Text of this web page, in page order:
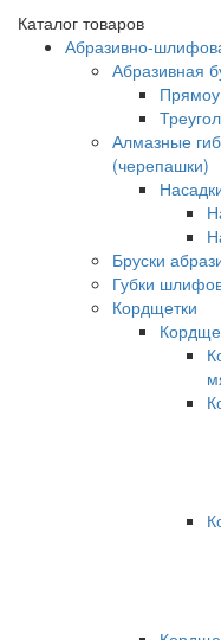
Каталог товаров
Абразивно-
Абразивная
Алмазные
(черепашки)
Бруски
Губки
Кордщетки